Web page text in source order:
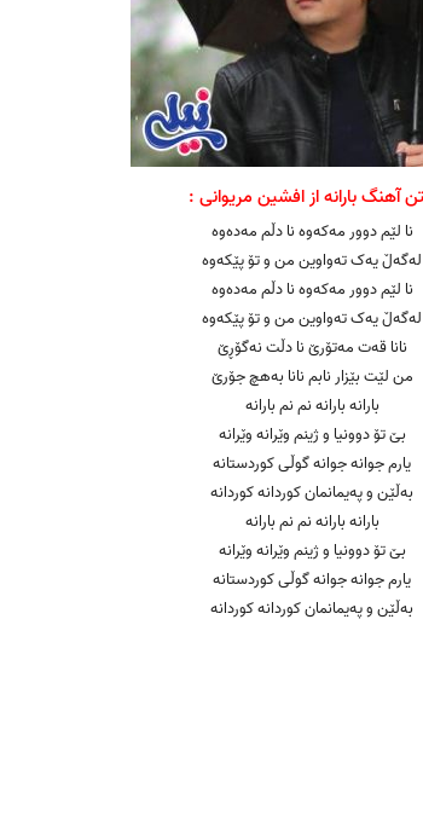
آهنگ بارانه از افشین مریوانی :
نا لێم دوور مەکەوە نا دڵم مەدەوە
لەگەڵ یەک تەواوین من و تۆ پێکەوە
نا لێم دوور مەکەوە نا دڵم مەدەوە
لەگەڵ یەک تەواوین من و تۆ پێکەوە
نانا قەت مەتۆرێ نا دڵت نەگۆڕێ
من لێت بێزار نابم نانا بەهچ جۆرێ
بارانە بارانە نم نم بارانە
بێ تۆ دوونیا و ژینم وێرانە وێرانە
یارم جوانە جوانە گوڵی کوردستانە
بەڵێن و پەیمانمان کوردانە کوردانە
بارانە بارانە نم نم بارانە
بێ تۆ دوونیا و ژینم وێرانە وێرانە
یارم جوانە جوانە گوڵی کوردستانە
بەڵێن و پەیمانمان کوردانە کوردانە